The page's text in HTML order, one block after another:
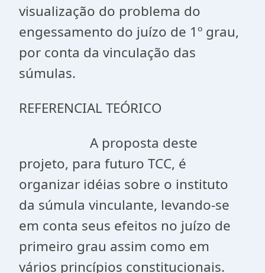
visualização do problema do
engessamento do juízo de 1º grau,
por conta da vinculação das
súmulas.
REFERENCIAL TEÓRICO
A proposta deste
projeto, para futuro TCC, é
organizar idéias sobre o instituto
da súmula vinculante, levando-se
em conta seus efeitos no juízo de
primeiro grau assim como em
vários princípios constitucionais.